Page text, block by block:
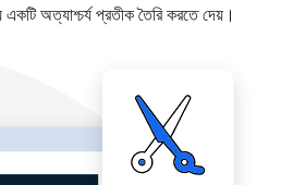
অত্যাশ্চর্য প্রতীক তৈরি করতে দেয়।